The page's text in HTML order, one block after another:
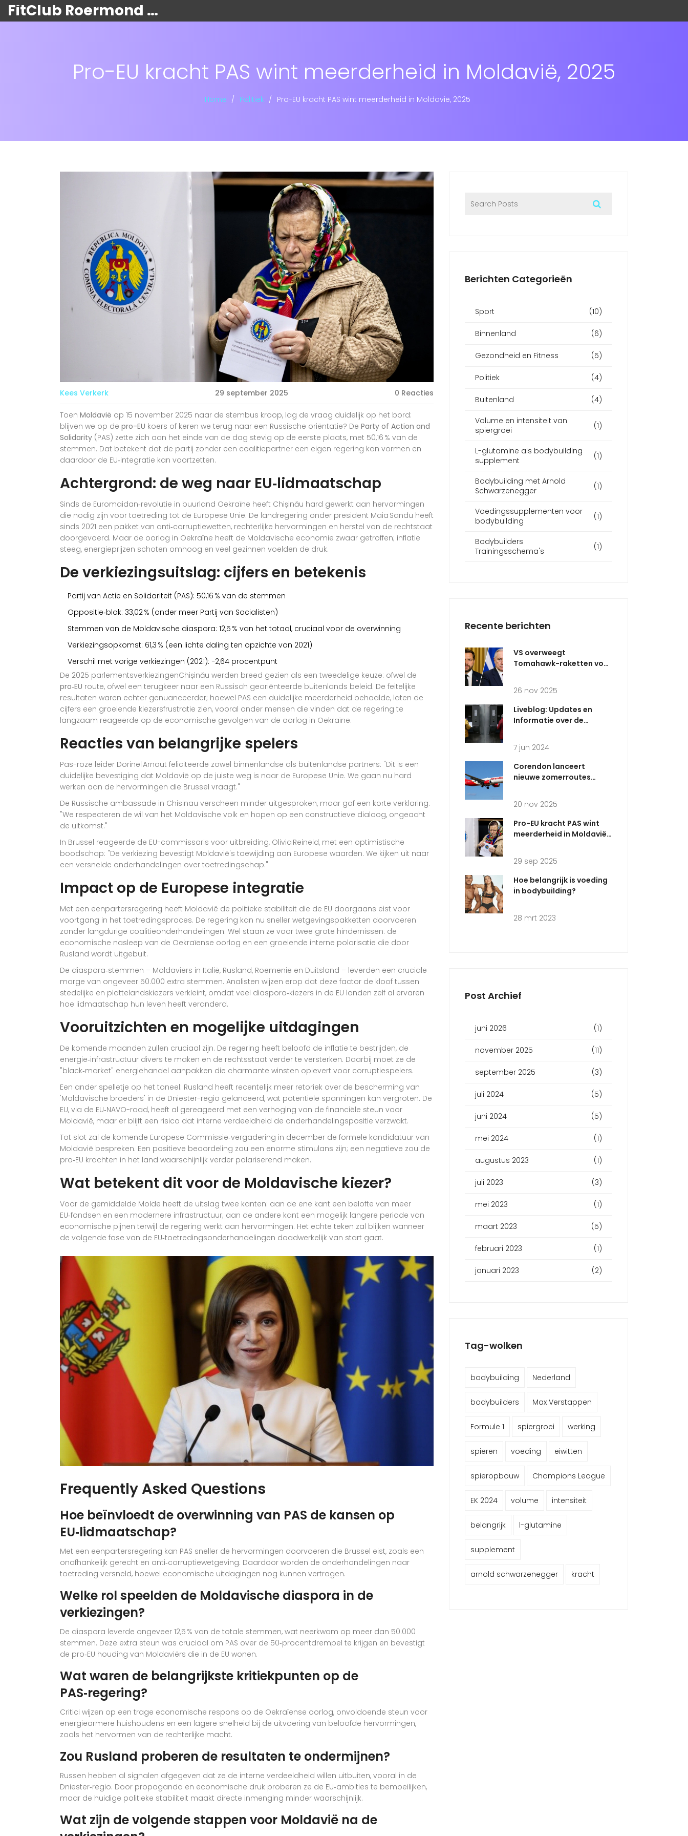
FitClub Roermond Kracht
Pro-EU kracht PAS wint meerderheid in Moldavië, 2025
Home Politiek Pro-EU kracht PAS wint meerderheid in Moldavië, 2025
Kees Verkerk 29 september 2025 0 Reacties
Toen Moldavië op 15 november 2025 naar de stembus kroop, lag de vraag duidelijk op het bord:
blijven we op de pro-EU koers of keren we terug naar een Russische oriëntatie? De Party of Action and
Solidarity (PAS) zette zich aan het einde van de dag stevig op de eerste plaats, met 50,16 % van de
stemmen. Dat betekent dat de partij zonder een coalitiepartner een eigen regering kan vormen en
daardoor de EU‑integratie kan voortzetten.
Achtergrond: de weg naar EU‑lidmaatschap
Sinds de Euromaidan‑revolutie in buurland Oekraïne heeft Chișinău hard gewerkt aan hervormingen
die nodig zijn voor toetreding tot de Europese Unie. De landregering onder president Maia Sandu heeft
sinds 2021 een pakket van anti‑corruptiewetten, rechterlijke hervormingen en herstel van de rechtstaat
doorgevoerd. Maar de oorlog in Oekraïne heeft de Moldavische economie zwaar getroffen; inflatie
steeg, energieprijzen schoten omhoog en veel gezinnen voelden de druk.
De verkiezingsuitslag: cijfers en betekenis
Partij van Actie en Solidariteit (PAS): 50,16 % van de stemmen
Oppositie‑blok: 33,02 % (onder meer Partij van Socialisten)
Stemmen van de Moldavische diaspora: 12,5 % van het totaal, cruciaal voor de overwinning
Verkiezingsopkomst: 61,3 % (een lichte daling ten opzichte van 2021)
Verschil met vorige verkiezingen (2021): −2,64 procentpunt
De 2025 parlementsverkiezingenChișinău werden breed gezien als een tweedelige keuze: ofwel de
pro‑EU route, ofwel een terugkeer naar een Russisch georiënteerde buitenlands beleid. De feitelijke
resultaten waren echter genuanceerder; hoewel PAS een duidelijke meerderheid behaalde, laten de
cijfers een groeiende kiezersfrustratie zien, vooral onder mensen die vinden dat de regering te
langzaam reageerde op de economische gevolgen van de oorlog in Oekraïne.
Reacties van belangrijke spelers
Pas-roze leider Dorinel Arnaut feliciteerde zowel binnenlandse als buitenlandse partners: "Dit is een
duidelijke bevestiging dat Moldavië op de juiste weg is naar de Europese Unie. We gaan nu hard
werken aan de hervormingen die Brussel vraagt."
De Russische ambassade in Chisinau verscheen minder uitgesproken, maar gaf een korte verklaring:
"We respecteren de wil van het Moldavische volk en hopen op een constructieve dialoog, ongeacht
de uitkomst."
In Brussel reageerde de EU-commissaris voor uitbreiding, Olivia Reineld, met een optimistische
boodschap: "De verkiezing bevestigt Moldavië's toewijding aan Europese waarden. We kijken uit naar
een versnelde onderhandelingen over toetredingschap."
Impact op de Europese integratie
Met een eenpartersregering heeft Moldavië de politieke stabiliteit die de EU doorgaans eist voor
voortgang in het toetredingsproces. De regering kan nu sneller wetgevingspakketten doorvoeren
zonder langdurige coalitieonderhandelingen. Wel staan ze voor twee grote hindernissen: de
economische nasleep van de Oekraïense oorlog en een groeiende interne polarisatie die door
Rusland wordt uitgebuit.
De diaspora‑stemmen – Moldaviërs in Italië, Rusland, Roemenië en Duitsland – leverden een cruciale
marge van ongeveer 50.000 extra stemmen. Analisten wijzen erop dat deze factor de kloof tussen
stedelijke en plattelandskiezers verkleint, omdat veel diaspora‑kiezers in de EU landen zelf al ervaren
hoe lidmaatschap hun leven heeft veranderd.
Vooruitzichten en mogelijke uitdagingen
De komende maanden zullen cruciaal zijn. De regering heeft beloofd de inflatie te bestrijden, de
energie‑infrastructuur divers te maken en de rechtsstaat verder te versterken. Daarbij moet ze de
"black‑market" energiehandel aanpakken die charmante winsten oplevert voor corruptiespelers.
Een ander spelletje op het toneel: Rusland heeft recentelijk meer retoriek over de bescherming van
'Moldavische broeders' in de Dniester-regio gelanceerd, wat potentiële spanningen kan vergroten. De
EU, via de EU‑NAVO-raad, heeft al gereageerd met een verhoging van de financiële steun voor
Moldavië, maar er blijft een risico dat interne verdeeldheid de onderhandelingspositie verzwakt.
Tot slot zal de komende Europese Commissie‑vergadering in december de formele kandidatuur van
Moldavië bespreken. Een positieve beoordeling zou een enorme stimulans zijn; een negatieve zou de
pro‑EU krachten in het land waarschijnlijk verder polariserend maken.
Wat betekent dit voor de Moldavische kiezer?
Voor de gemiddelde Molde heeft de uitslag twee kanten: aan de ene kant een belofte van meer
EU‑fondsen en een modernere infrastructuur; aan de andere kant een mogelijk langere periode van
economische pijnen terwijl de regering werkt aan hervormingen. Het echte teken zal blijken wanneer
de volgende fase van de EU‑toetredingsonderhandelingen daadwerkelijk van start gaat.
Frequently Asked Questions
Hoe beïnvloedt de overwinning van PAS de kansen op
EU‑lidmaatschap?
Met een eenpartersregering kan PAS sneller de hervormingen doorvoeren die Brussel eist, zoals een
onafhankelijk gerecht en anti‑corruptiewetgeving. Daardoor worden de onderhandelingen naar
toetreding versneld, hoewel economische uitdagingen nog kunnen vertragen.
Welke rol speelden de Moldavische diaspora in de
verkiezingen?
De diaspora leverde ongeveer 12,5 % van de totale stemmen, wat neerkwam op meer dan 50.000
stemmen. Deze extra steun was cruciaal om PAS over de 50‑procentdrempel te krijgen en bevestigt
de pro‑EU houding van Moldaviërs die in de EU wonen.
Wat waren de belangrijkste kritiekpunten op de
PAS‑regering?
Critici wijzen op een trage economische respons op de Oekraïense oorlog, onvoldoende steun voor
energiearmere huishoudens en een lagere snelheid bij de uitvoering van beloofde hervormingen,
zoals het hervormen van de rechterlijke macht.
Zou Rusland proberen de resultaten te ondermijnen?
Russen hebben al signalen afgegeven dat ze de interne verdeeldheid willen uitbuiten, vooral in de
Dniester‑regio. Door propaganda en economische druk proberen ze de EU‑ambities te bemoeilijken,
maar de huidige politieke stabiliteit maakt directe inmenging minder waarschijnlijk.
Wat zijn de volgende stappen voor Moldavië na de
Berichten Categorieën
Sport (10)
Binnenland (6)
Gezondheid en Fitness (5)
Politiek (4)
Buitenland (4)
Volume en intensiteit van
spiergroei
(1)
L-glutamine als bodybuilding
supplement
(1)
Bodybuilding met Arnold
Schwarzenegger
(1)
Voedingssupplementen voor
bodybuilding
(1)
Bodybuilders
Trainingsschema's
(1)
Recente berichten
VS overweegt
Tomahawk-raketten voor
26 nov 2025
Liveblog: Updates en
Informatie over de
Parlementsverkiezingen
in Apeldoorn
7 jun 2024
Corendon lanceert
nieuwe zomerroutes
Airport, maar schrapt
Antalya vanwege weinig
vraag
20 nov 2025
Pro-EU kracht PAS wint
meerderheid in Moldavië,
29 sep 2025
Hoe belangrijk is voeding
in bodybuilding?
28 mrt 2023
Post Archief
juni 2026 (1)
november 2025 (11)
september 2025 (3)
juli 2024 (5)
juni 2024 (5)
mei 2024 (1)
augustus 2023 (1)
juli 2023 (3)
mei 2023 (1)
maart 2023 (5)
februari 2023 (1)
januari 2023 (2)
Tag-wolken
bodybuilding Nederland
bodybuilders Max Verstappen
Formule 1 spiergroei werking
spieren voeding eiwitten
spieropbouw Champions League
EK 2024 volume intensiteit
belangrijk l-glutamine
supplement
arnold schwarzenegger kracht